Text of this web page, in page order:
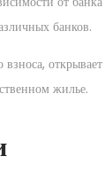
банков.
жилье.